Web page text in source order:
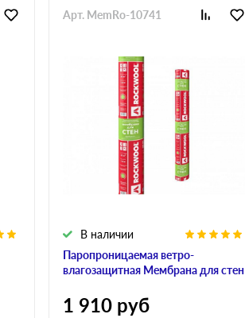
Паропроницаемая ветро-
влагозащитная Мембрана для стен
В наличии
Арт. MemRo-10741
1 910 руб